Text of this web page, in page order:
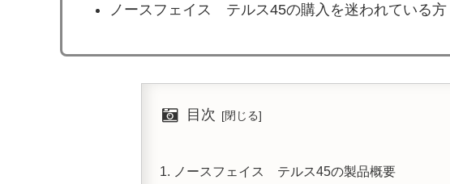
ノースフェイス テルス45の購入を迷われている方
目次
ノースフェイス テルス45の製品概要